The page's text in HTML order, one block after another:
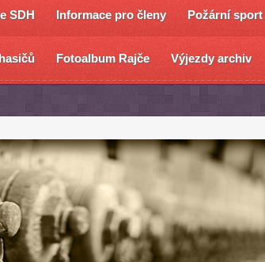
SDH Informace pro členy Požární sport
Fotoalbum Rajče Výjezdy archiv